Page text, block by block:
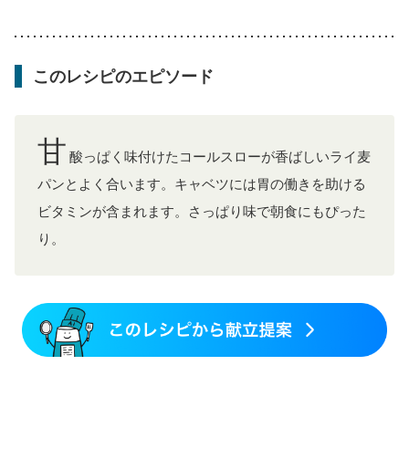
関節リウマチ
乾癬 低栄養予防
このレシピのエピソード
甘 酸っぱく味付けたコールスローが香ばしいライ麦
パンとよく合います。キャベツには胃の働きを助ける
ビタミンが含まれます。さっぱり味で朝食にもぴった
り。